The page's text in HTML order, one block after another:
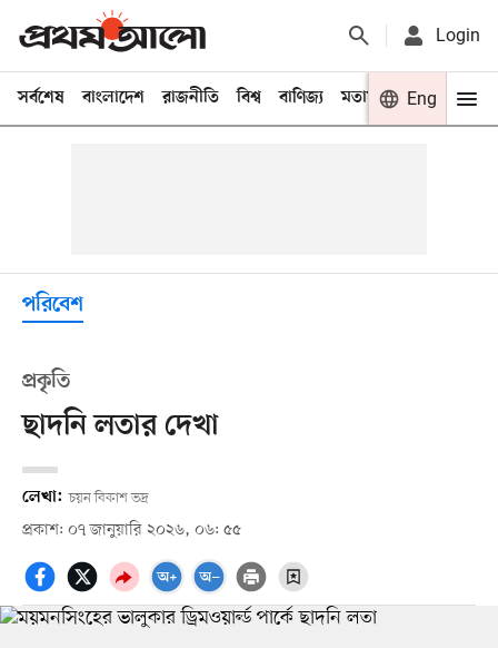
Login
সর্বশেষ বাংলাদেশ রাজনীতি বিশ্ব বাণিজ্য মতামত খেলা
Eng
পরিবেশ
প্রকৃতি
ছাদনি লতার দেখা
লেখা: চয়ন বিকাশ ভদ্র
প্রকাশ: ০৭ জানুয়ারি ২০২৬, ০৬: ৫৫